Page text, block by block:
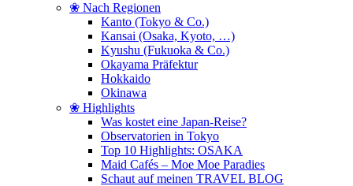
❀ Nach Regionen
Kanto (Tokyo & Co.)
Kansai (Osaka, Kyoto, …)
Kyushu (Fukuoka & Co.)
Okayama Präfektur
Hokkaido
Okinawa
❀ Highlights
Was kostet eine Japan-Reise?
Observatorien in Tokyo
Top 10 Highlights: OSAKA
Maid Cafés – Moe Moe Paradies
Schaut auf meinen TRAVEL BLOG